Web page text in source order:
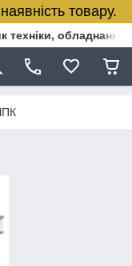
товару.
обладнання